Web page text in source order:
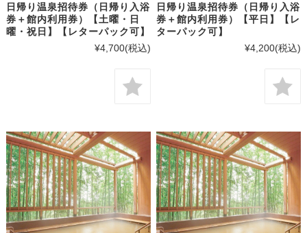
日帰り温泉招待券（日帰り入浴
券＋館内利用券）【土曜・日
曜・祝日】【レターパック可】
¥4,700(税込)
日帰り温泉招待券（日帰り入浴
券＋館内利用券）【平日】【レ
ターパック可】
¥4,200(税込)